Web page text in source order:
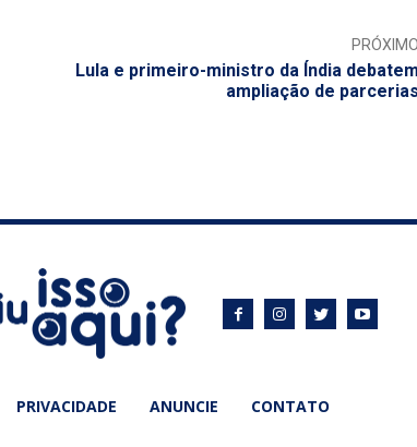
Lula e primeiro-ministro da Índia
ampliação de
PRIVACIDADE ANUNCIE CONTATO